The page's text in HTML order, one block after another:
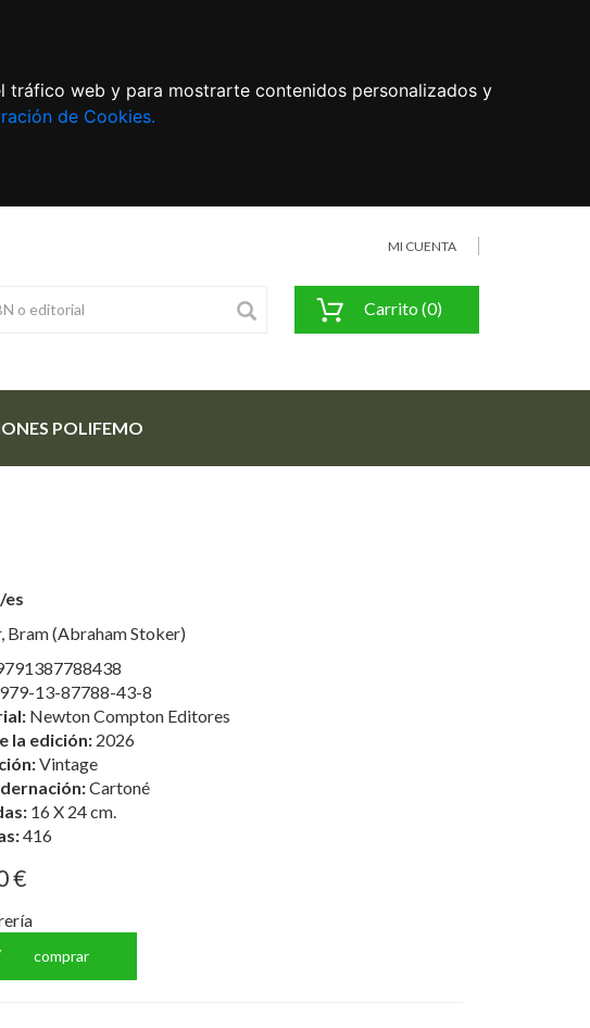
tráfico web y para mostrarte contenidos personalizados y
de Cookies.
MI CUENTA
Carrito (0)
POLIFEMO
Bram (Abraham Stoker)
979-13-87788-43-8
Newton Compton Editores
la edición: 2026
Vintage
Cartoné
16 X 24 cm.
416
€
comprar